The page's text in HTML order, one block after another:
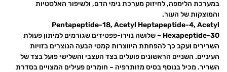
במערכת הלימפה, לחיזוק מערכת נימי הדם, ולשיפור האלסטיות
והמוצקות של העור.
Pentapeptide-18, Acetyl Heptapeptide-4, Acetyl
Hexapeptide-30 – שלושה נוירו-פפטידים שגורמים למיתון פעולת
השרירים ועקב כך להפחתת היווצרות קמטי הבעה הנוצרים בזויות
העיניים. השניים הראשונים פועלים בצד העצבי והשלישי פועל בצד של
השריר. מכיל בנוסף בסיס מזותרפיה – חומרים פעילים המצויים בסדרת